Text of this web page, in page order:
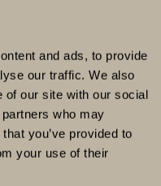
and ads, to provide
our traffic. We also
of our site with our social
who may
you’ve provided to
your use of their